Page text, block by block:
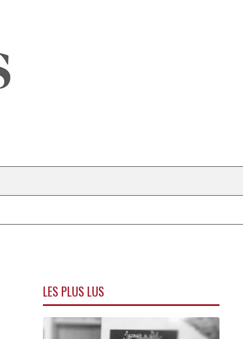
LES PLUS LUS